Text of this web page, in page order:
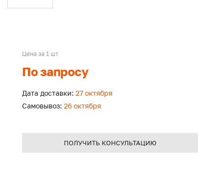
Цена за 1 шт
По запросу
Дата доставки: 27 октября
Самовывоз: 26 октября
ПОЛУЧИТЬ КОНСУЛЬТАЦИЮ